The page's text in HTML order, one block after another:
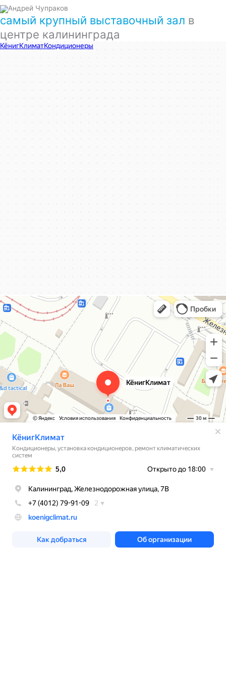
самый крупный выставочный зал в
центре калининграда
КёнигКлимат
Кондиционеры в Калининграде
КёнигКлимат
Кондиционеры в Калининграде
Установка кондиционеров в Калининграде